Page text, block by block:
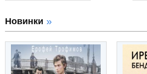
Новинки